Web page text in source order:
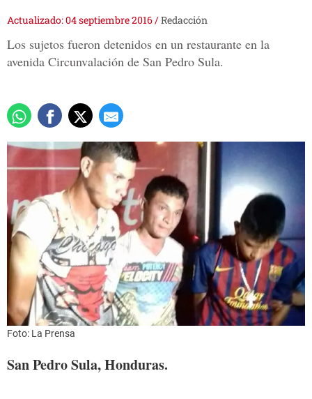
Actualizado: 04 septiembre 2016/Redacción
Los sujetos fueron detenidos en un restaurante en la
avenida Circunvalación de San Pedro Sula.
Foto: La Prensa
San Pedro Sula, Honduras.